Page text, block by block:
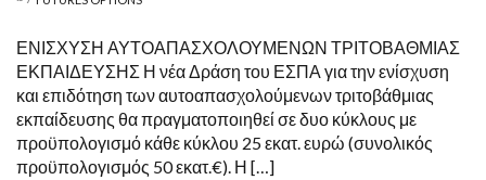
ΕΝΙΣΧΥΣΗ ΑΥΤΟΑΠΑΣΧΟΛΟΥΜΕΝΩΝ ΤΡΙΤΟΒΑΘΜΙΑΣ
ΕΚΠΑΙΔΕΥΣΗΣ Η νέα Δράση του ΕΣΠΑ για την ενίσχυση
και επιδότηση των αυτοαπασχολούμενων τριτοβάθμιας
εκπαίδευσης θα πραγματοποιηθεί σε δυο κύκλους με
προϋπολογισμό κάθε κύκλου 25 εκατ. ευρώ (συνολικός
προϋπολογισμός 50 εκατ.€). Η […]